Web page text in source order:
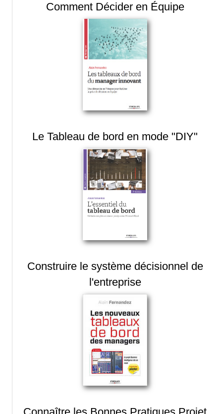
Comment Décider en Équipe
Le Tableau de bord en mode "DIY"
Construire le système décisionnel de
l'entreprise